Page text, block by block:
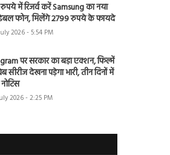
में रिजर्व करें Samsung का नया
फोन, मिलेंगे 2799 रुपये के फायदे
2026 - 5:54 PM
पर सरकार का बड़ा एक्शन, फिल्में
सीरीज देखना पड़ेगा भारी, तीन दिनों में
2026 - 2:25 PM